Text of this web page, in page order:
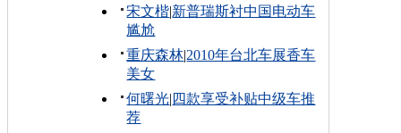
宋文楷|新普瑞斯衬中国电动车
尴尬
重庆森林|2010年台北车展香车
美女
何曙光| 四款享受补贴中级车推
荐